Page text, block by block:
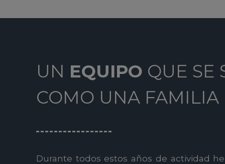
UN EQUIPO QUE SE
COMO UNA FAMILIA
Durante todos estos años de actividad